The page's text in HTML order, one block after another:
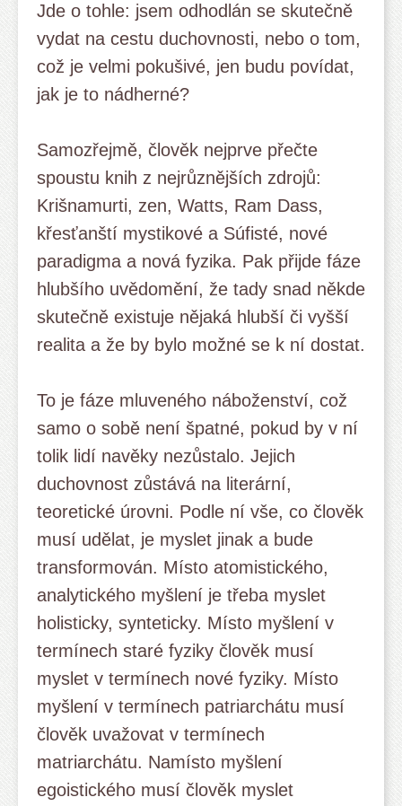
Jde o tohle: jsem odhodlán se skutečně
vydat na cestu duchovnosti, nebo o tom,
což je velmi pokušivé, jen budu povídat,
jak je to nádherné?
Samozřejmě, člověk nejprve přečte
spoustu knih z nejrůznějších zdrojů:
Krišnamurti, zen, Watts, Ram Dass,
křesťanští mystikové a Súfisté, nové
paradigma a nová fyzika. Pak přijde fáze
hlubšího uvědomění, že tady snad někde
skutečně existuje nějaká hlubší či vyšší
realita a že by bylo možné se k ní dostat.
To je fáze mluveného náboženství, což
samo o sobě není špatné, pokud by v ní
tolik lidí navěky nezůstalo. Jejich
duchovnost zůstává na literární,
teoretické úrovni. Podle ní vše, co člověk
musí udělat, je myslet jinak a bude
transformován. Místo atomistického,
analytického myšlení je třeba myslet
holisticky, synteticky. Místo myšlení v
termínech staré fyziky člověk musí
myslet v termínech nové fyziky. Místo
myšlení v termínech patriarchátu musí
člověk uvažovat v termínech
matriarchátu. Namísto myšlení
egoistického musí člověk myslet